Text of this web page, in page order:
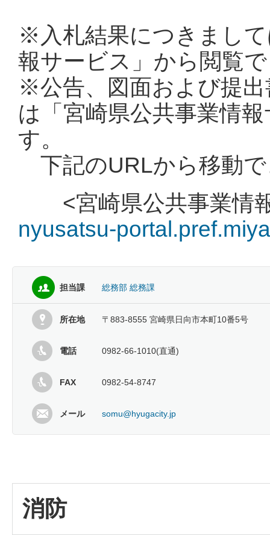
※入札結果につきまし
報サービス」から閲覧
※公告、図面および提
は「宮崎県公共事業情
す。
下記のURLから移動
<宮崎県公共事業情
nyusatsu-
担当課 総務部 総務課
所在地 〒883-8555 宮崎県日向市本町10番5号
電話 0982-66-1010(直通)
FAX 0982-54-8747
メール somu@hyugacity.jp
消防